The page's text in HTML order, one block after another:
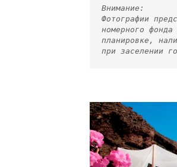
Внимание:
Фотографии
номерного
планировке,
при заселении